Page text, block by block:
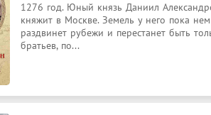
1276 год. Юный князь Даниил
княжит в Москве. Земель у него пока
раздвинет рубежи и перестанет быть
братьев, по...